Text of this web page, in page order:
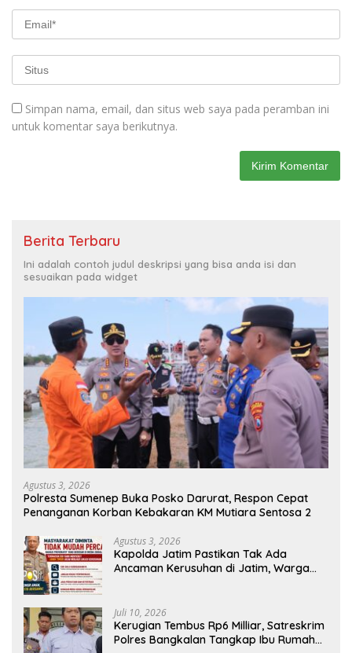
Simpan nama, email, dan situs web saya pada peramban ini
untuk komentar saya berikutnya.
Berita Terbaru
Ini adalah contoh judul deskripsi yang bisa anda isi dan
sesuaikan pada widget
Agustus 3, 2026
Polresta Sumenep Buka Posko Darurat, Respon Cepat
Penanganan Korban Kebakaran KM Mutiara Sentosa 2
Agustus 3, 2026
Kapolda Jatim Pastikan Tak Ada
Ancaman Kerusuhan di Jatim, Warga
Juli 10, 2026
Kerugian Tembus Rp6 Milliar, Satreskrim
Polres Bangkalan Tangkap Ibu Rumah